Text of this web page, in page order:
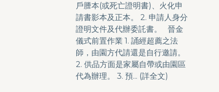
戶謄本(或死亡證明書)、火化申
請書影本及正本。 2. 申請人身分
證明文件及代辦委託書。 晉金
儀式前置作業 1. 誦經超薦之法
師，由園方代請還是自行邀請。
2. 供品方面是家屬自帶或由園區
代為辦理。 3. 預... (詳全文)